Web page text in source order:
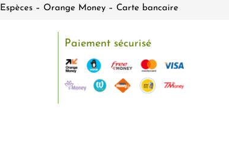
Espèces – Orange Money – Carte bancaire
Paiement sécurisé